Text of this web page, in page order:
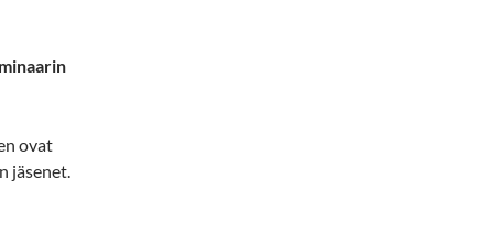
ovat
jäsenet.